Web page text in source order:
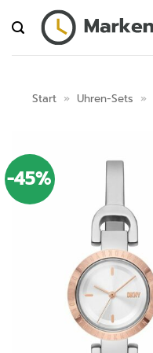
Inhalt
springen
Start » Uhren-Sets »
-45%